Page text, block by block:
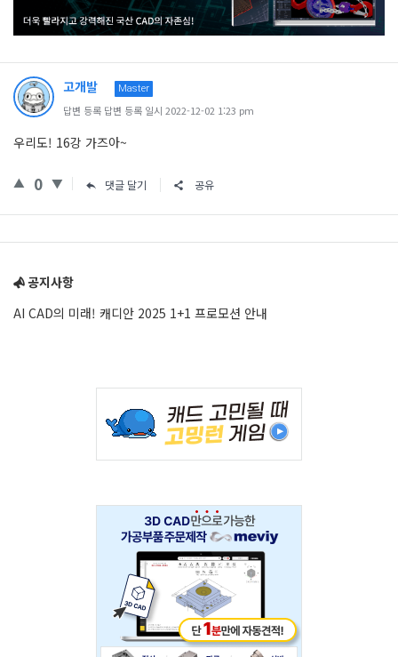
고개발 Master
답변 등록 답변 등록 일시 2022-12-02 1:23 pm
우리도! 16강 가즈아~
0 댓글 달기 공유
공지사항
AI CAD의 미래! 캐디안 2025 1+1 프로모션 안내